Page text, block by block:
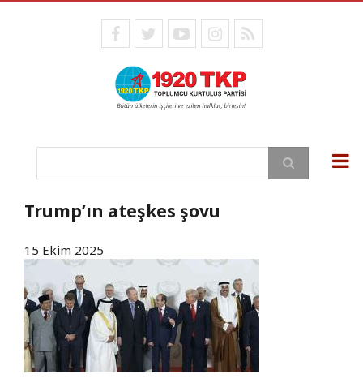
facebooktwitteryoutubeinstagram
RSS
Ara
Trump’ın ateşkes şovu
15 Ekim 2025